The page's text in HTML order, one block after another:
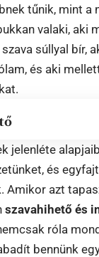
tűnik, mint a
valaki, aki
súllyal bír,
és aki
jelenléte
és
Amikor azt
szavahihető és
róla
bennünk